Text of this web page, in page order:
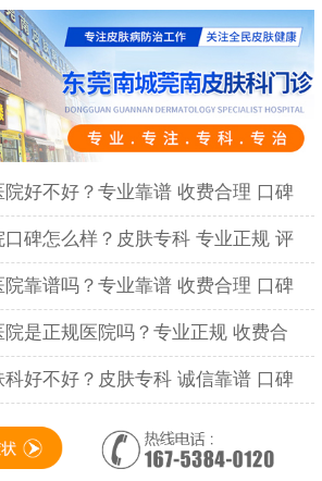
好不好？专业靠谱 收费合理 口碑
碑怎么样？皮肤专科 专业正规 评
靠谱吗？专业靠谱 收费合理 口碑
是正规医院吗？专业正规 收费合
好不好？皮肤专科 诚信靠谱 口碑